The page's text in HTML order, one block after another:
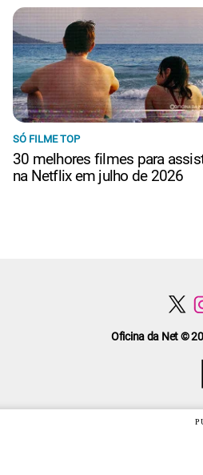
SÓ FILME TOP
30 melhores filmes para
na Netflix em julho de 2026
Oficina da Net ©